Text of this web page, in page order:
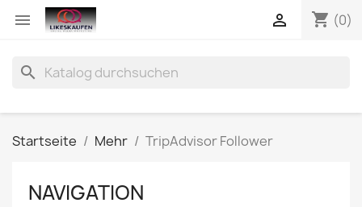
 shopping_cart (0)

search
Startseite Mehr TripAdvisor Follower
NAVIGATION